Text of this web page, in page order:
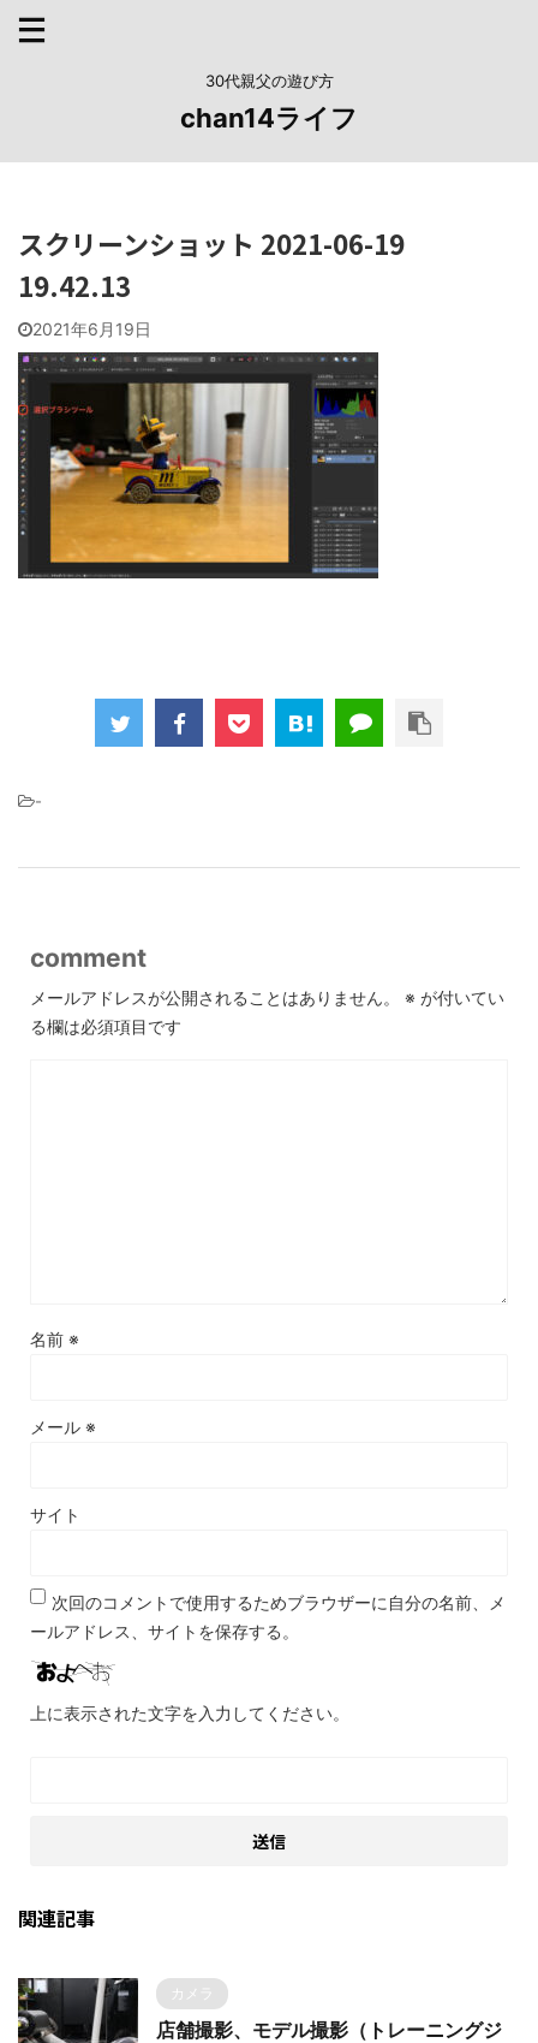
30代親父の遊び方
chan14ライフ
スクリーンショット 2021-06-19
19.42.13
2021年6月19日
-
comment
メールアドレスが公開されることはありません。 ※ が付いてい
る欄は必須項目です
名前 ※
メール ※
サイト
次回のコメントで使用するためブラウザーに自分の名前、メ
ールアドレス、サイトを保存する。
上に表示された文字を入力してください。
関連記事
カメラ
店舗撮影、モデル撮影（トレーニングジ